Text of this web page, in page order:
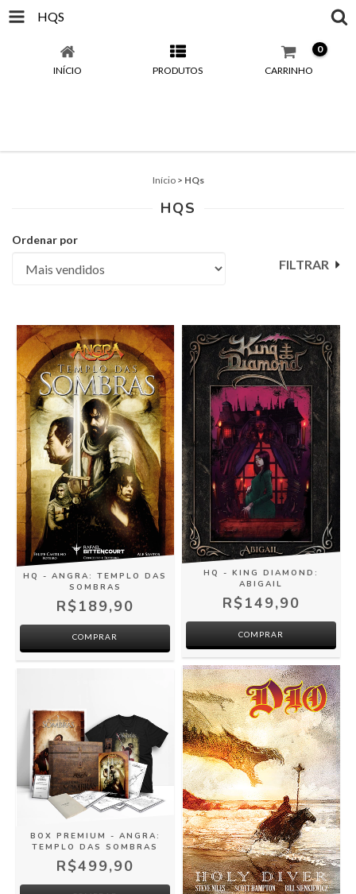
HQS
INÍCIO PRODUTOS CARRINHO
0
Início > HQs
HQS
Ordenar por
FILTRAR
HQ - ANGRA: TEMPLO DAS
SOMBRAS
R$189,90
COMPRAR
HQ - KING DIAMOND:
ABIGAIL
R$149,90
BOX PREMIUM - ANGRA:
TEMPLO DAS SOMBRAS
R$499,90